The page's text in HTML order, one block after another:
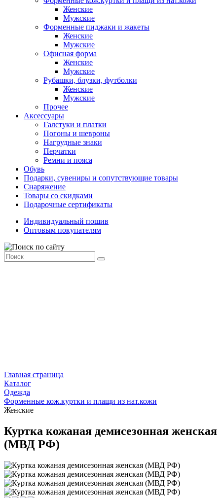
Женские
Мужские
Форменные пиджаки и жакеты
Женские
Мужские
Офисная форма
Женские
Мужские
Рубашки, блузки, футболки
Женские
Мужские
Прочее
Аксессуары
Галстуки и платки
Погоны и шевроны
Нагрудные знаки
Перчатки
Ремни и пояса
Обувь
Подарки, сувениры и сопутствующие товары
Снаряжение
Товары со скидками
Подарочные сертификаты
Индивидуальный пошив
Оптовым покупателям
Главная страница
Каталог
Одежда
Форменные кож.куртки и плащи из нат.кожи
Женские
Куртка кожаная демисезонная женская
(МВД РФ)